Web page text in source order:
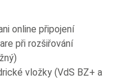
online připojení
při rozšiřování
vložky (VdS BZ+ a